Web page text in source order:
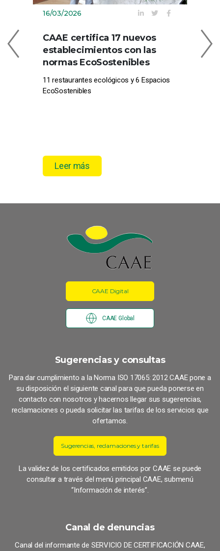
16/03/2026
CAAE certifica 17 nuevos
establecimientos con las
normas EcoSostenibles
11 restaurantes ecológicos y 6 Espacios
EcoSostenibles
Leer más
Sugerencias y consultas
Para dar cumplimiento a la Norma ISO 17065: 2012 CAAE pone a
su disposición el siguiente canal para que pueda ponerse en
contacto con nosotros y hacernos llegar sus sugerencias,
reclamaciones o pueda solicitar las tarifas de los servicios que
ofertamos.
Sugerencias, reclamaciones y tarifas
La validez de los certificados emitidos por CAAE se puede
consultar a través del menú principal CAAE, submenú
“Información de interés”.
Canal de denuncias
Canal del informante de SERVICIO DE CERTIFICACIÓN CAAE,
CAAE Digital
CAAE Global